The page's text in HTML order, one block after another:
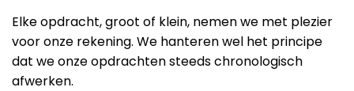
Elke opdracht, groot of klein, nemen we met plezier
voor onze rekening. We hanteren wel het principe
dat we onze opdrachten steeds chronologisch
afwerken.